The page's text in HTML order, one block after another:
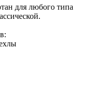
для любого типа